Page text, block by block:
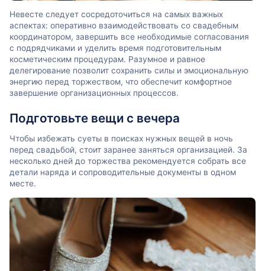
Невесте следует сосредоточиться на самых важных
аспектах: оперативно взаимодействовать со свадебным
координатором, завершить все необходимые согласования
с подрядчиками и уделить время подготовительным
косметическим процедурам. Разумное и равное
делегирование позволит сохранить силы и эмоциональную
энергию перед торжеством, что обеспечит комфортное
завершение организационных процессов.
Подготовьте вещи с вечера
Чтобы избежать суеты в поисках нужных вещей в ночь
перед свадьбой, стоит заранее заняться организацией. За
несколько дней до торжества рекомендуется собрать все
детали наряда и сопроводительные документы в одном
месте.